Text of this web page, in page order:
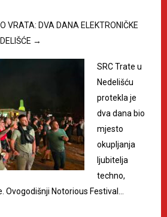
VRATA: DVA DANA ELEKTRONIČKE
→
SRC Trate u
Nedelišću
protekla je
dva dana bio
mjesto
okupljanja
ljubitelja
techno,
Ovogodišnji Notorious Festival…